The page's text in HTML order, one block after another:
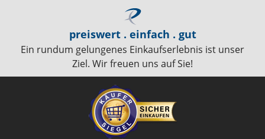
preiswert . einfach . gut
Ein rundum gelungenes Einkaufserlebnis ist unser
Ziel. Wir freuen uns auf Sie!